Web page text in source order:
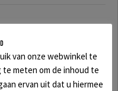
van onze webwinkel te
meten om de inhoud te
ervan uit dat u hiermee